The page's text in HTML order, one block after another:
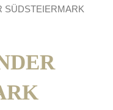
SÜDSTEIERMARK